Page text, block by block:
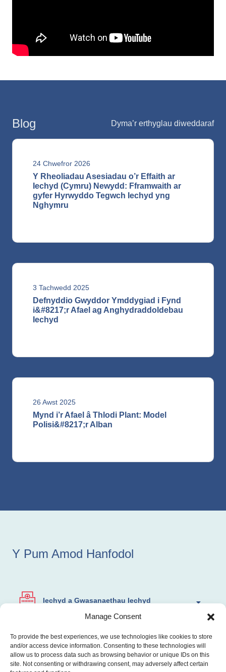
Manage Consent
To provide the best experiences, we use technologies like cookies to store
and/or access device information. Consenting to these technologies will
allow us to process data such as browsing behavior or unique IDs on this
site. Not consenting or withdrawing consent, may adversely affect certain
Blog Dyma’r erthyglau diweddaraf
24 Chwefror 2026
Y Rheoliadau Asesiadau o’r Effaith ar
Iechyd (Cymru) Newydd: Fframwaith ar
gyfer Hyrwyddo Tegwch Iechyd yng
Nghymru
3 Tachwedd 2025
Defnyddio Gwyddor Ymddygiad i Fynd
i&#8217;r Afael ag Anghydraddoldebau
Iechyd
26 Awst 2025
Mynd i’r Afael â Thlodi Plant: Model
Polisi&#8217;r Alban
Y Pum Amod Hanfodol
Iechyd a Gwasanaethau Iechyd
Iechyd ac Incwm a Diogelu Cymdeithasol